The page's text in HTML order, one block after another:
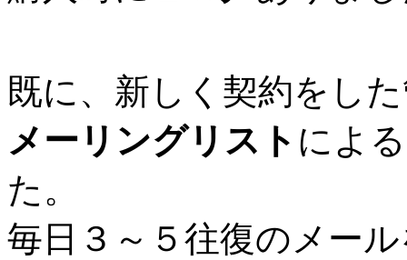
既に、新しく契約をし
メーリングリスト によ
た。
毎日３～５往復のメー